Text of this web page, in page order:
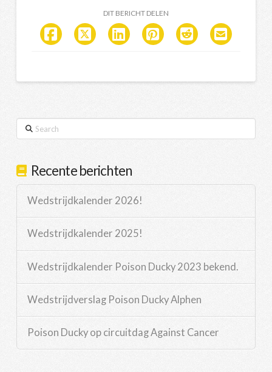
DIT BERICHT DELEN
Search
Recente berichten
Wedstrijdkalender 2026!
Wedstrijdkalender 2025!
Wedstrijdkalender Poison Ducky 2023 bekend.
Wedstrijdverslag Poison Ducky Alphen
Poison Ducky op circuitdag Against Cancer